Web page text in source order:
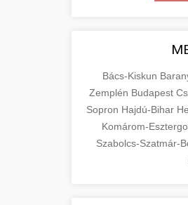
Bács-Kiskun
Zemplén Budapest
Sopron Hajdú-Bihar
Komárom-
Szabolcs-Szatmár-